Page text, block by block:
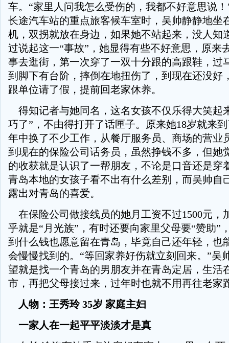
车。“家里人问我怎么受伤的，我都不好意思说
长途汽车站的重点旅客候车室时，吴帅静静地坐
机，双拐就放在身边，如果她不站起来，没人知
过说起这一“事故”，她显得有些不好意思，原来
事去逛街，第一次穿了一双十分跟的高跟鞋，过
到脚下有台阶，摔倒在地扭伤了，到现在还没好
跟单位请了假，提前回老家休养。
得知记者与她同名，这名女孩不仅乐得大笑起
巧了”，不由得打开了话匣子。原来她18岁就来
年中换了不少工作，从餐厅服务员、商场的营业
到现在的保险公司话务员，虽然挣钱不多，但她
的收获就是认识了一帮朋友，不论是口音还是穿
青岛本地的女孩子看不出有什么差别，而吴帅自
露出对青岛的喜爱。
在保险公司做接线员的她月工资不过1500元，
乎就是“月光族”，有时还要向家里父母要“赞助”
到什么钱也愿意留在青岛，毕竟自己还年轻，也
会慢慢找到的。“等回家养好伤就立刻回来。”吴
望就是找一个青岛的男朋友并在青岛定居，生活
市，再把父母接过来，过年时也就不用再往老家
人物：王秀玲 35岁 家庭主妇
一家人在一起平平淡淡才是真